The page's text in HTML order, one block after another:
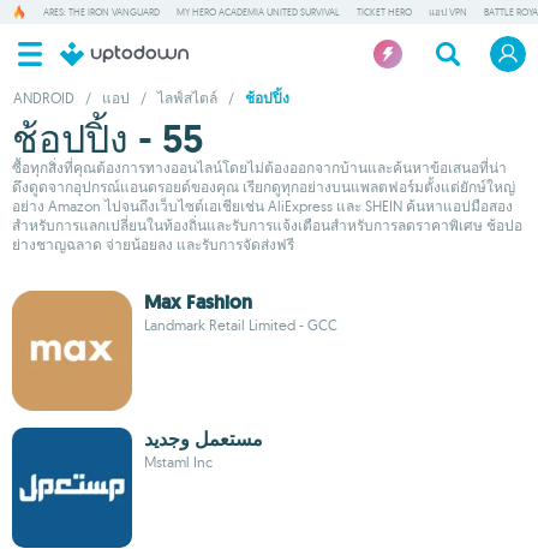
ARES: THE IRON VANGUARD MY HERO ACADEMIA UNITED SURVIVAL TICKET HERO แอป VPN BATTLE
ANDROID / แอป / ไลฟ์สไตล์ / ช้อปปิ้ง
ช้อปปิ้ง - 55
ซื้อทุกสิ่งที่คุณต้องการทางออนไลน์โดยไม่ต้องออกจากบ้านและค้นหาข้อเสนอที่น่า
ดึงดูดจากอุปกรณ์แอนดรอยด์ของคุณ เรียกดูทุกอย่างบนแพลตฟอร์มตั้งแต่ยักษ์ใหญ่
อย่าง Amazon ไปจนถึงเว็บไซต์เอเชียเช่น AliExpress และ SHEIN ค้นหาแอปมือสอง
สำหรับการแลกเปลี่ยนในท้องถิ่นและรับการแจ้งเตือนสำหรับการลดราคาพิเศษ ช้อปอ
ย่างชาญฉลาด จ่ายน้อยลง และรับการจัดส่งฟรี
Max Fashion
Landmark Retail Limited - GCC
مستعمل وجديد
Mstaml Inc